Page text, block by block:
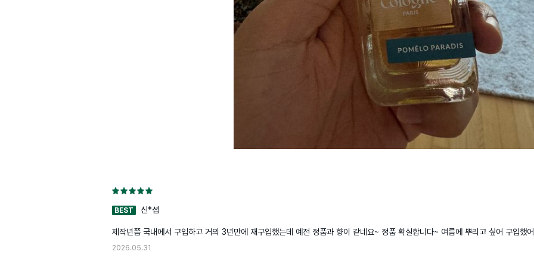
BEST 신*섭
제작년쯤 국내에서 구입하고 거의 3년만에 재구입했는데 예전 정품과 향이 같네요~ 정품 확실합니다~ 여름에 뿌리고 싶어 구입했
2026.05.31